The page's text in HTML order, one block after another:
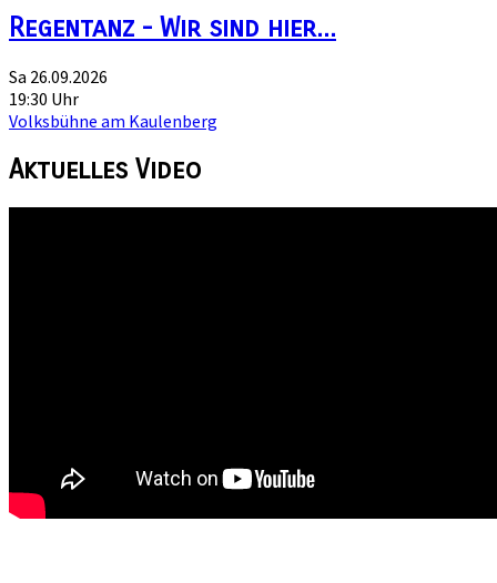
Regentanz - Wir sind hier...
Sa 26.09.2026
19:30 Uhr
Volksbühne am Kaulenberg
Aktuelles Video